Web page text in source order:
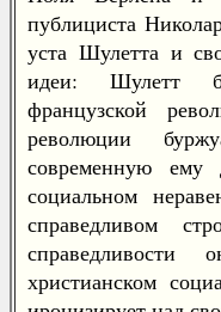
публициста
уста Шулетта и
идеи: Шулетт
французской
революции
современную ему
социальном
справедливом
христианском